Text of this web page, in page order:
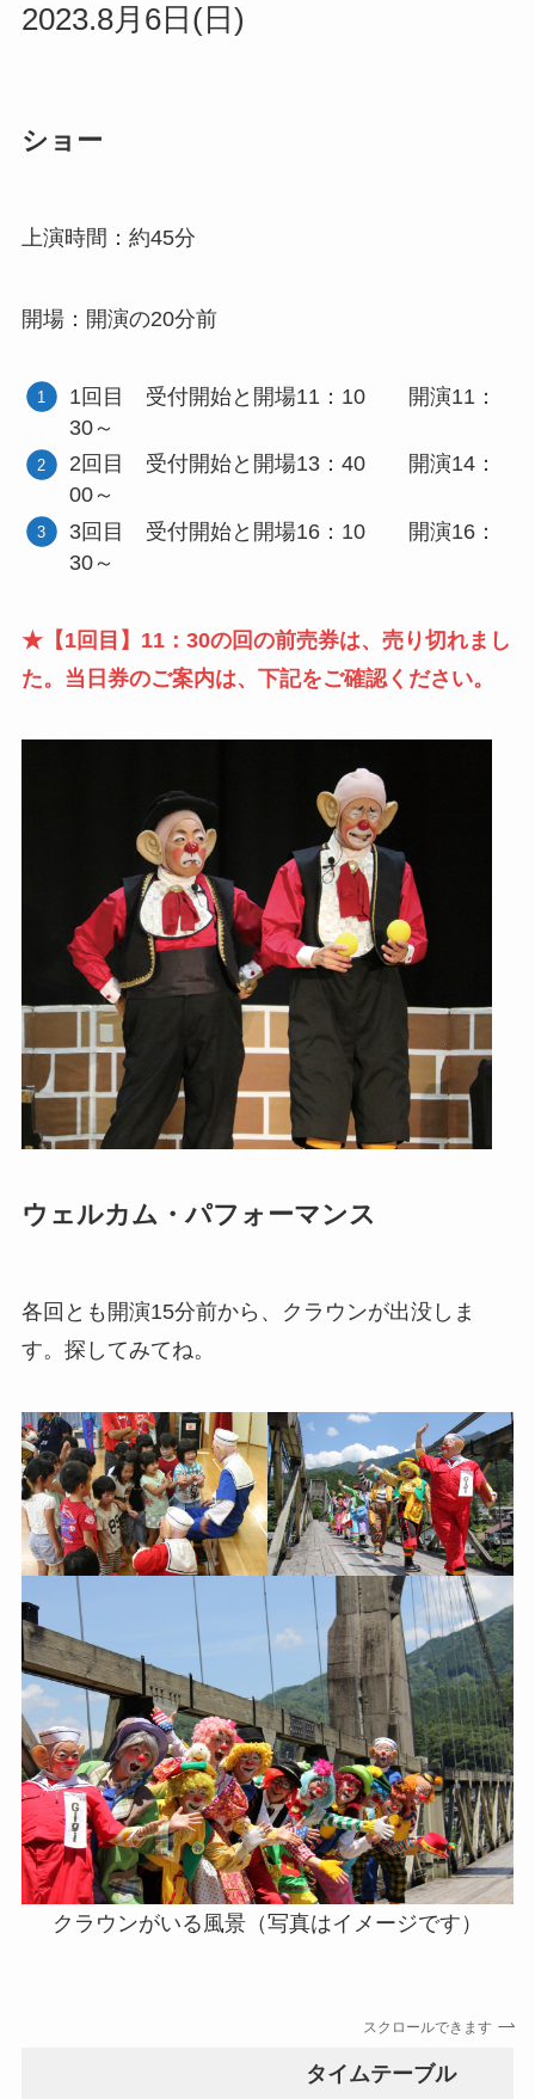
2023.8月6日(日)
ショー
上演時間：約45分
開場：開演の20分前
1回目 受付開始と開場11：10 開演11：
30～
2回目 受付開始と開場13：40 開演14：
00～
3回目 受付開始と開場16：10 開演16：
30～
★【1回目】11：30の回の前売券は、売り切れまし
た。当日券のご案内は、下記をご確認ください。
ウェルカム・パフォーマンス
各回とも開演15分前から、クラウンが出没しま
す。探してみてね。
クラウンがいる風景（写真はイメージです）
スクロールできます
タイムテーブル